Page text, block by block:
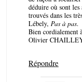
déduire où sont les
trouvés dans les
Lébely, Pas à pas.
Bien cordialement
Olivier
Répondre